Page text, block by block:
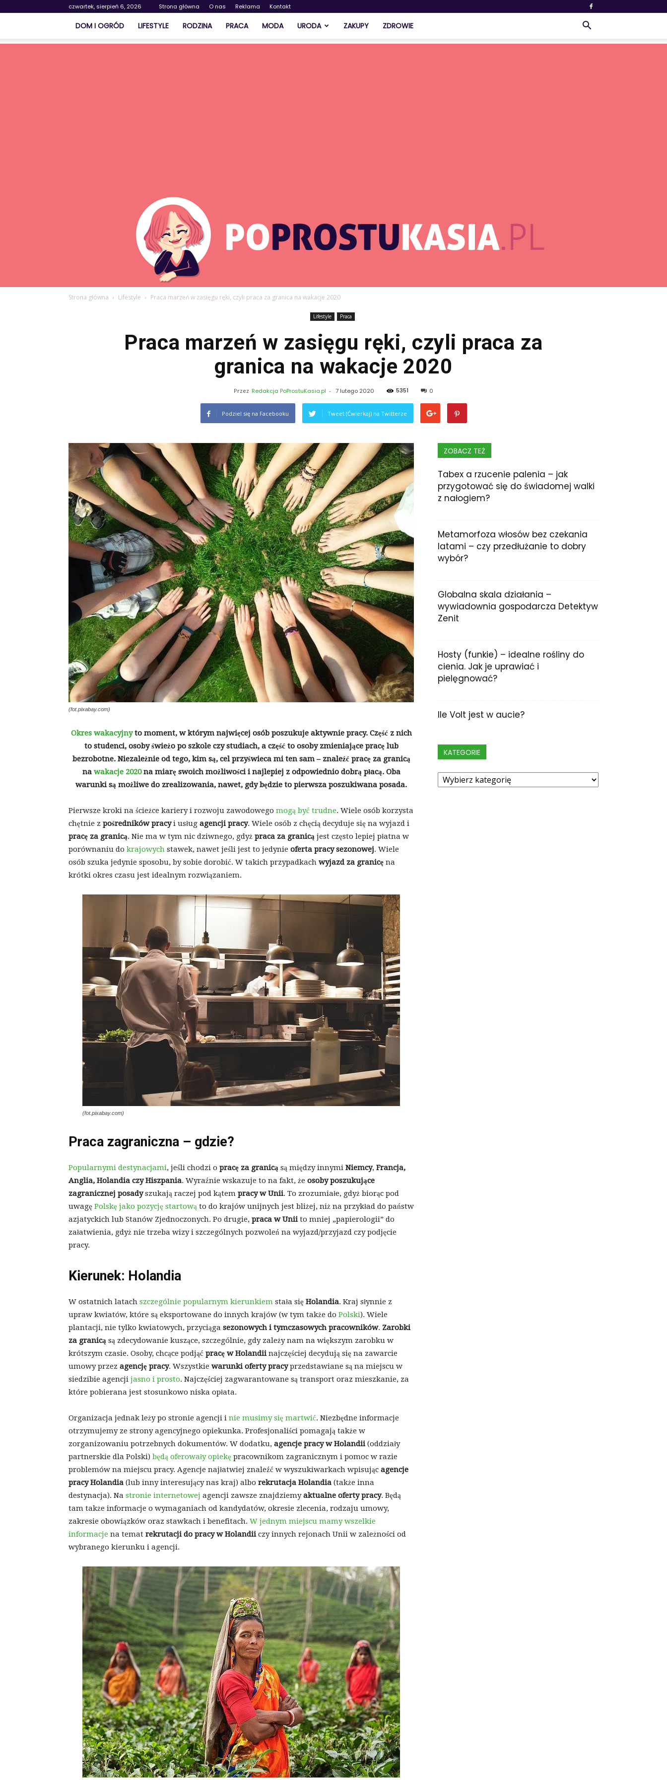
czwartek, sierpień 6, 2026 Strona główna O nas Reklama Kontakt
DOM I OGRÓD LIFESTYLE RODZINA PRACA MODA URODA ZAKUPY ZDROWIE
Strona główna Lifestyle Praca marzeń w zasięgu ręki, czyli praca za granica na wakacje 2020
Lifestyle Praca
Praca marzeń w zasięgu ręki, czyli praca za
granica na wakacje 2020
Przez Redakcja PoProstuKasia.pl - 7 lutego 2020 5351 0
Podziel się na Facebooku Tweet (Ćwierkaj) na Twitterze
(fot.pixabay.com)
Okres wakacyjnyto moment, w którym najwięcej osób poszukuje aktywnie pracy. Część z nich
to studenci, osoby świeżo po szkole czy studiach, a część to osoby zmieniające pracę lub
bezrobotne. Niezależnie od tego, kim są, cel przyświeca mi ten sam – znaleźć pracę za granicą
na wakacje 2020na miarę swoich możliwości i najlepiej z odpowiednio dobrą płacą. Oba
warunki są możliwe do zrealizowania, nawet, gdy będzie to pierwsza poszukiwana posada.
Pierwsze kroki na ścieżce kariery i rozwoju zawodowego mogą być trudne. Wiele osób korzysta
chętnie z pośredników pracyi usług agencji pracy. Wiele osób z chęcią decyduje się na wyjazd i
pracę za granicą. Nie ma w tym nic dziwnego, gdyż praca za granicą jest często lepiej płatna w
porównaniu do krajowych stawek, nawet jeśli jest to jedynie oferta pracy sezonowej. Wiele
osób szuka jedynie sposobu, by sobie dorobić. W takich przypadkach wyjazd za granicę na
krótki okres czasu jest idealnym rozwiązaniem.
(fot.pixabay.com)
Praca zagraniczna – gdzie?
Popularnymi destynacjami, jeśli chodzi o pracę za granicą są między innymi Niemcy, Francja,
Anglia, Holandia czy Hiszpania. Wyraźnie wskazuje to na fakt, że osoby poszukujące
zagranicznej posadyszukają raczej pod kątem pracy w Unii. To zrozumiałe, gdyż biorąc pod
uwagę Polskę jako pozycję startową to do krajów unijnych jest bliżej, niż na przykład do państw
azjatyckich lub Stanów Zjednoczonych. Po drugie, praca w Uniito mniej „papierologii” do
załatwienia, gdyż nie trzeba wizy i szczególnych pozwoleń na wyjazd/przyjazd czy podjęcie
pracy.
Kierunek: Holandia
W ostatnich latach szczególnie popularnym kierunkiem stała się Holandia. Kraj słynnie z
upraw kwiatów, które są eksportowane do innych krajów (w tym także do Polski). Wiele
plantacji, nie tylko kwiatowych, przyciąga sezonowych i tymczasowych pracowników. Zarobki
za granicą są zdecydowanie kuszące, szczególnie, gdy zależy nam na większym zarobku w
krótszym czasie. Osoby, chcące podjąć pracę w Holandiinajczęściej decydują się na zawarcie
umowy przez agencję pracy. Wszystkie warunki oferty pracyprzedstawiane są na miejscu w
siedzibie agencji jasno i prosto. Najczęściej zagwarantowane są transport oraz mieszkanie, za
które pobierana jest stosunkowo niska opłata.
Organizacja jednak leży po stronie agencji i nie musimy się martwić. Niezbędne informacje
otrzymujemy ze strony agencyjnego opiekunka. Profesjonaliści pomagają także w
zorganizowaniu potrzebnych dokumentów. W dodatku, agencje pracy w Holandii(oddziały
partnerskie dla Polski) będą oferowały opiekę pracownikom zagranicznym i pomoc w razie
problemów na miejscu pracy. Agencje najłatwiej znaleźć w wyszukiwarkach wpisując agencje
pracy Holandia (lub inny interesujący nas kraj) albo rekrutacja Holandia (także inna
destynacja). Na stronie internetowej agencji zawsze znajdziemyaktualne oferty pracy. Będą
tam także informacje o wymaganiach od kandydatów, okresie zlecenia, rodzaju umowy,
zakresie obowiązków oraz stawkach i benefitach. W jednym miejscu mamy wszelkie
informacje na temat rekrutacji do pracy w Holandiiczy innych rejonach Unii w zależności od
wybranego kierunku i agencji.
ZOBACZ TEŻ
Tabex a rzucenie palenia – jak
przygotować się do świadomej walki
z nałogiem?
Metamorfoza włosów bez czekania
latami – czy przedłużanie to dobry
wybór?
Globalna skala działania –
wywiadownia gospodarcza Detektyw
Zenit
Hosty (funkie) – idealne rośliny do
cienia. Jak je uprawiać i
pielęgnować?
Ile Volt jest w aucie?
KATEGORIE
Kategorie